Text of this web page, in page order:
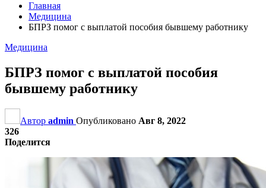
Главная
Медицина
БПРЗ помог с выплатой пособия бывшему работнику
Медицина
БПРЗ помог с выплатой пособия
бывшему работнику
Автор admin Опубликовано Авг 8, 2022
326
Поделится